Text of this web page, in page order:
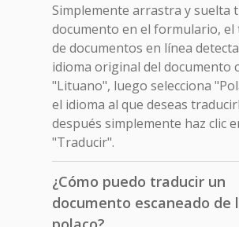
Simplemente arrastra y suelta
documento en el formulario,
de documentos en línea
idioma original del documento
"Lituano", luego selecciona
el idioma al que deseas
después simplemente haz clic
"Traducir".
¿Cómo puedo traducir un
documento escaneado de